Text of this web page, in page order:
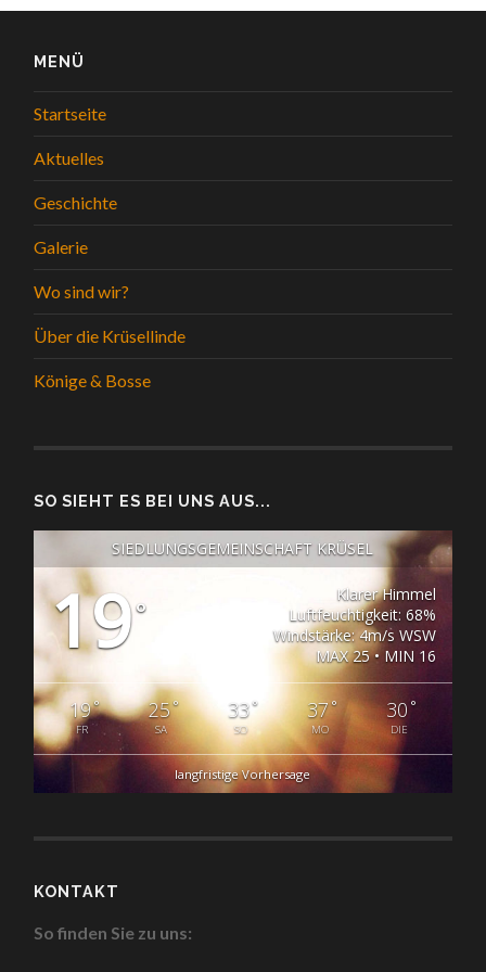
MENÜ
Startseite
Aktuelles
Geschichte
Galerie
Wo sind wir?
Über die Krüsellinde
Könige & Bosse
SO SIEHT ES BEI UNS AUS...
SIEDLUNGSGEMEINSCHAFT KRÜSEL
19°
Klarer Himmel
Luftfeuchtigkeit: 68%
Windstärke: 4m/s WSW
MAX 25 • MIN 16
19°
FR
25°
SA
33°
SO
37°
MO
30 °
DIE
langfristige Vorhersage
KONTAKT
So finden Sie zu uns: